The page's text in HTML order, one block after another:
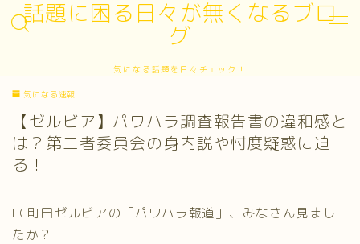
話題に困る日々が無くなるブロ
グ
気になる話題を日々チェック！
サイトマップ
デモプリセット記事 #3
プライバシーポリシー
プライバシーポリシー
プロフィール
有料記事の決済完了ページ
運営者情報
気になる速報！
【ゼルビア】パワハラ調査報告書の違和感と
は？第三者委員会の身内説や忖度疑惑に迫
る！
FC町田ゼルビアの「パワハラ報道」、みなさん見まし
たか？